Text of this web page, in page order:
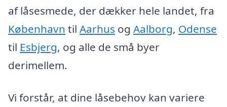
af låsesmede, der dækker hele landet, fra
København til Aarhus og Aalborg, Odense
til Esbjerg, og alle de små byer
derimellem.
Vi forstår, at dine låsebehov kan variere